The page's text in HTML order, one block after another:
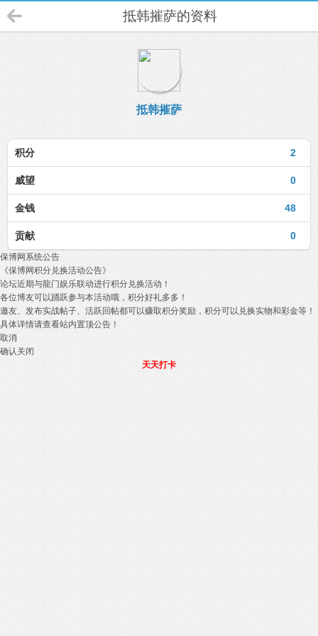
抵韩摧萨的资料
抵韩摧萨
2
积分
0
威望
48
金钱
0
贡献
保博网系统公告
《保博网积分兑换活动公告》
论坛近期与龍门娱乐联动进行积分兑换活动！
各位博友可以踊跃参与本活动哦，积分好礼多多！
邀友、发布实战帖子、活跃回帖都可以赚取积分奖励，积分可以兑换实物和彩金等！
具体详情请查看站内置顶公告！
取消
确认关闭
天天打卡